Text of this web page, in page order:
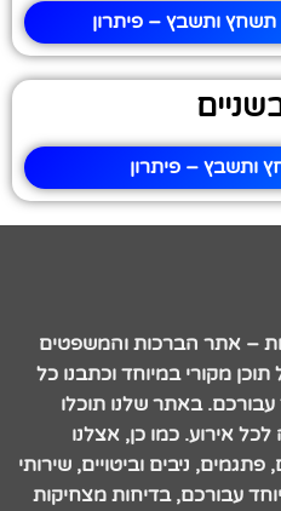
ותשבץ – פיתרון
ותשבץ – פיתרון
– אתר הברכות והמשפטים
מקורי במיוחד וכתבנו כל
באתר שלנו תוכלו
אירוע. כמו כן, אצלנו
ניבים וביטויים, שירותי
עבורכם, בדיחות מצחיקות